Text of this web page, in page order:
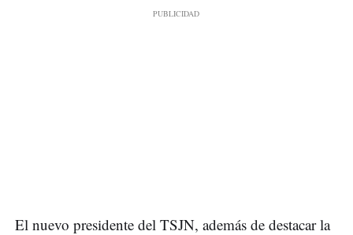
El nuevo presidente del TSJN, además de destacar la